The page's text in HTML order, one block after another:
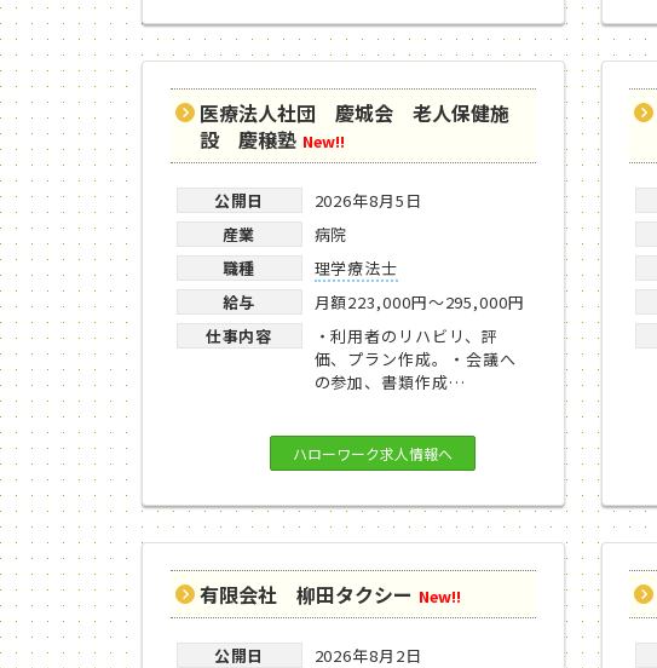
医療法人社団 慶城会 老人保健施
設 慶穣塾 New!!
公開日
2026年8月5日
産業
病院
職種
理学療法士
給与
月額223,000円～295,000円
仕事内容
・利用者のリハビリ、評
価、プラン作成。・会議へ
の参加、書類作成…
ハローワーク求人情報へ
有限会社 柳田タクシー New!!
公開日
2026年8月2日